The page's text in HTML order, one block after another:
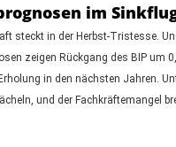
im
steckt in der Herbst-Tristesse.
zeigen Rückgang des BIP um
in den nächsten Jahren.
und der Fachkräftemangel